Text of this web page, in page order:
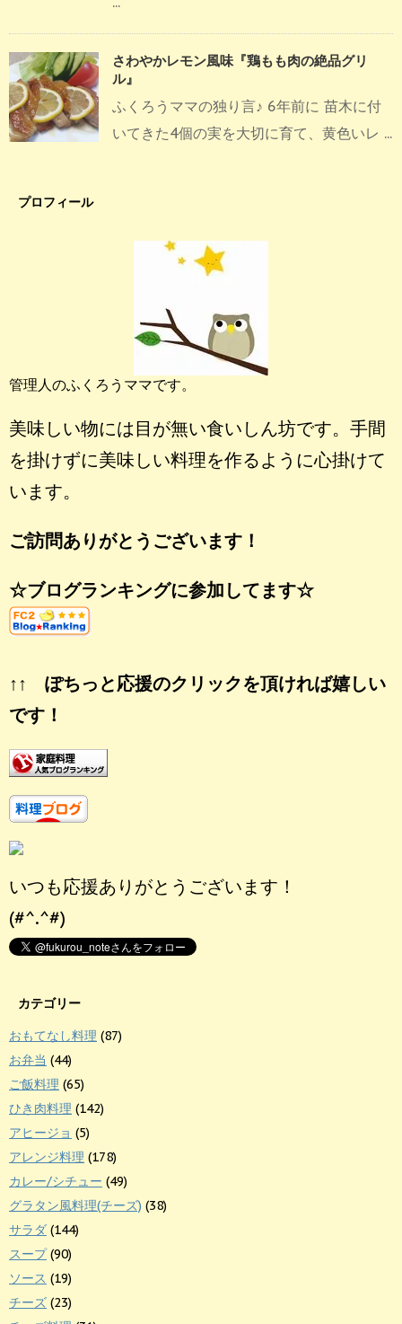
さわやかレモン風味『鶏もも肉の絶品グリ
ル』
ふくろうママの独り言♪ 6年前に 苗木に付
いてきた4個の実を大切に育て、黄色いレ ...
プロフィール
管理人のふくろうママです。
美味しい物には目が無い食いしん坊です。手間
を掛けずに美味しい料理を作るように心掛けて
います。
ご訪問ありがとうございます！
☆ブログランキングに参加してます☆
↑↑ ぽちっと応援のクリックを頂ければ嬉しい
です！
いつも応援ありがとうございます！
(#^.^#)
カテゴリー
おもてなし料理 (87)
お弁当 (44)
ご飯料理 (65)
ひき肉料理 (142)
アヒージョ (5)
アレンジ料理 (178)
カレー/シチュー (49)
グラタン風料理(チーズ) (38)
サラダ (144)
スープ(90)
ソース (19)
チーズ (23)